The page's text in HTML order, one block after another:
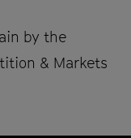
by the
& Markets